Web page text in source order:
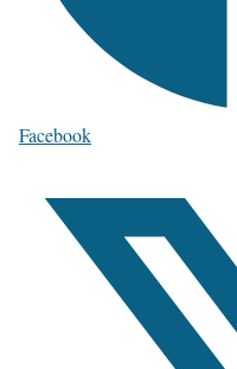
Facebook